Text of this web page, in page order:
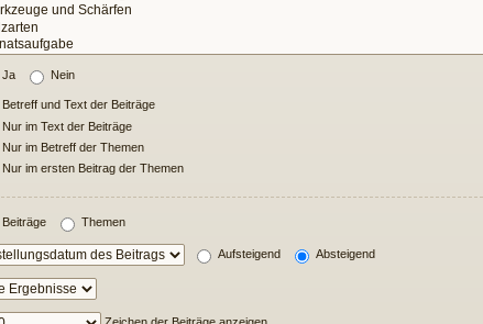
Ja Nein
Betreff und Text der Beiträge
Nur im Text der Beiträge
Nur im Betreff der Themen
Nur im ersten Beitrag der Themen
Beiträge Themen
Aufsteigend Absteigend